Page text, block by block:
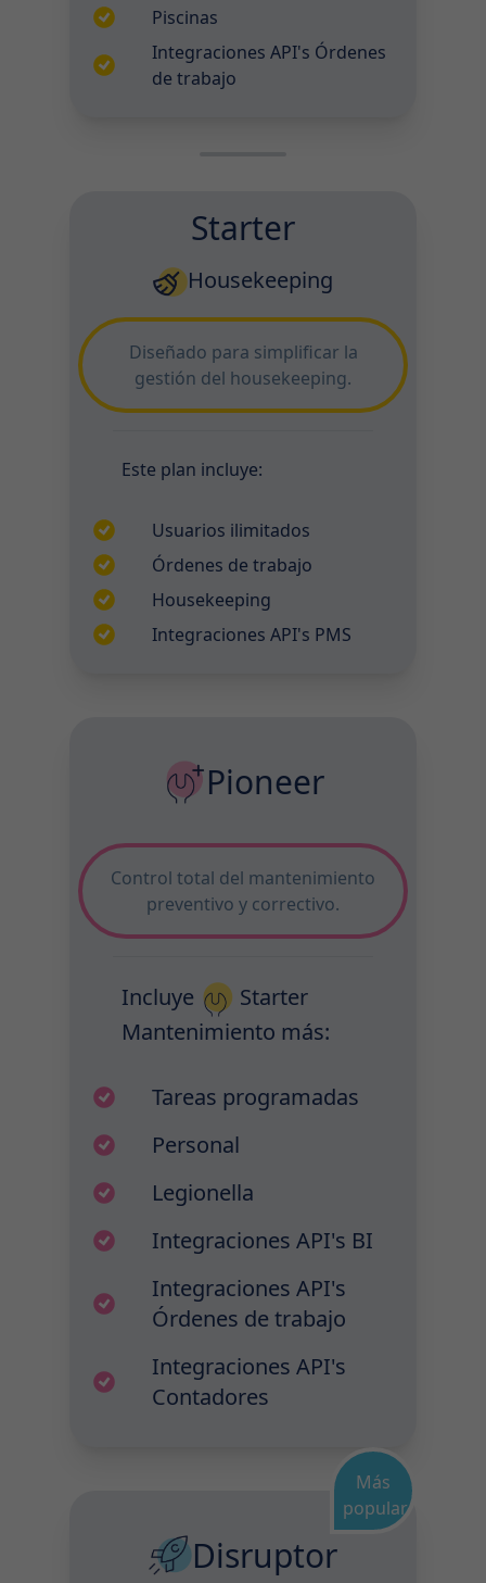
Piscinas
Integraciones API's Órdenes
de trabajo
Starter
Housekeeping
Diseñado para simplificar la
gestión del housekeeping.
Este plan incluye:
Usuarios ilimitados
Órdenes de trabajo
Housekeeping
Integraciones API's PMS
Pioneer
Control total del mantenimiento
preventivo y correctivo.
Incluye
Starter
Mantenimiento más:
Tareas programadas
Personal
Legionella
Integraciones API's BI
Integraciones API's
Órdenes de trabajo
Integraciones API's
Contadores
Más
popular
Disruptor